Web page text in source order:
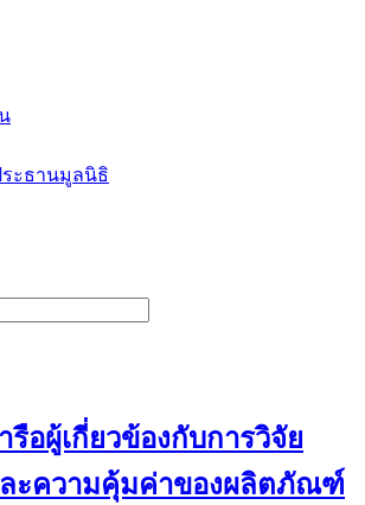
ระธานมูลนิธิ
อผู้เกี่ยวข้องกับการวิจัย
ะความคุ้มค่าของผลิตภัณฑ์